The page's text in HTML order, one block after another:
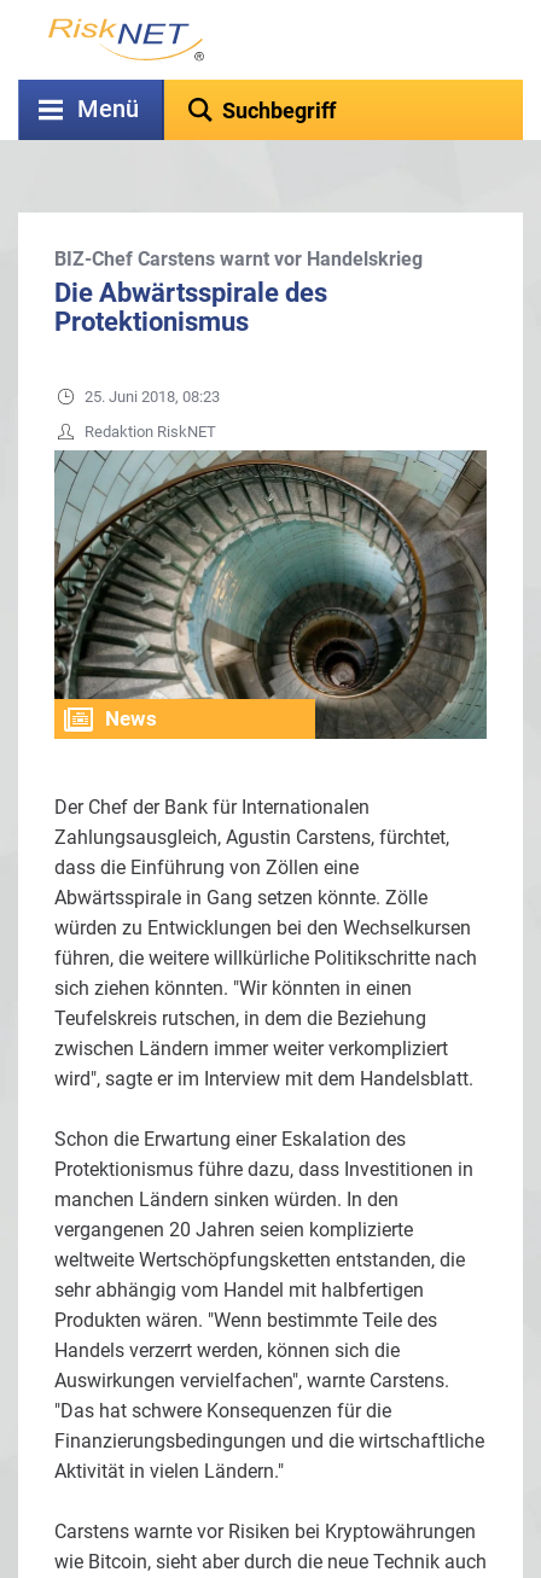
Menü
BIZ-Chef Carstens warnt vor Handelskrieg
Die Abwärtsspirale des
Protektionismus
25. Juni 2018, 08:23
Redaktion RiskNET
News
Der Chef der Bank für Internationalen
Zahlungsausgleich, Agustin Carstens, fürchtet,
dass die Einführung von Zöllen eine
Abwärtsspirale in Gang setzen könnte. Zölle
würden zu Entwicklungen bei den Wechselkursen
führen, die weitere willkürliche Politikschritte nach
sich ziehen könnten. "Wir könnten in einen
Teufelskreis rutschen, in dem die Beziehung
zwischen Ländern immer weiter verkompliziert
wird", sagte er im Interview mit dem Handelsblatt.
Schon die Erwartung einer Eskalation des
Protektionismus führe dazu, dass Investitionen in
manchen Ländern sinken würden. In den
vergangenen 20 Jahren seien komplizierte
weltweite Wertschöpfungsketten entstanden, die
sehr abhängig vom Handel mit halbfertigen
Produkten wären. "Wenn bestimmte Teile des
Handels verzerrt werden, können sich die
Auswirkungen vervielfachen", warnte Carstens.
"Das hat schwere Konsequenzen für die
Finanzierungsbedingungen und die wirtschaftliche
Aktivität in vielen Ländern."
Carstens warnte vor Risiken bei Kryptowährungen
wie Bitcoin, sieht aber durch die neue Technik auch